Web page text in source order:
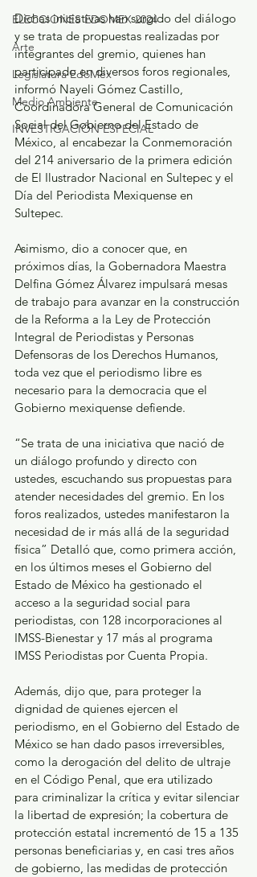
ELECCIONES EDOMEX 2024
Arte
Legislatura EdoMéx
Medio Ambiente
INVESTIGACIÓN ESPECIAL
Dichas iniciativas han surgido del diálogo
y se trata de propuestas realizadas por
integrantes del gremio, quienes han
participado en diversos foros regionales,
informó Nayeli Gómez Castillo,
Coordinadora General de Comunicación
Social del Gobierno del Estado de
México, al encabezar la Conmemoración
del 214 aniversario de la primera edición
de El Ilustrador Nacional en Sultepec y el
Día del Periodista Mexiquense en
Sultepec.
Asimismo, dio a conocer que, en
próximos días, la Gobernadora Maestra
Delfina Gómez Álvarez impulsará mesas
de trabajo para avanzar en la construcción
de la Reforma a la Ley de Protección
Integral de Periodistas y Personas
Defensoras de los Derechos Humanos,
toda vez que el periodismo libre es
necesario para la democracia que el
Gobierno mexiquense defiende.
“Se trata de una iniciativa que nació de
un diálogo profundo y directo con
ustedes, escuchando sus propuestas para
atender necesidades del gremio. En los
foros realizados, ustedes manifestaron la
necesidad de ir más allá de la seguridad
física” Detalló que, como primera acción,
en los últimos meses el Gobierno del
Estado de México ha gestionado el
acceso a la seguridad social para
periodistas, con 128 incorporaciones al
IMSS-Bienestar y 17 más al programa
IMSS Periodistas por Cuenta Propia.
Además, dijo que, para proteger la
dignidad de quienes ejercen el
periodismo, en el Gobierno del Estado de
México se han dado pasos irreversibles,
como la derogación del delito de ultraje
en el Código Penal, que era utilizado
para criminalizar la crítica y evitar silenciar
la libertad de expresión; la cobertura de
protección estatal incrementó de 15 a 135
personas beneficiarias y, en casi tres años
de gobierno, las medidas de protección